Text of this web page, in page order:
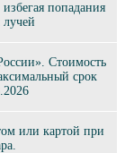
попадания
Стоимость
срок
или картой при